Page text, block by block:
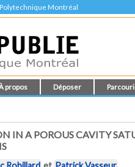
Montréal
propos Déposer
IN A POROUS CAVITY